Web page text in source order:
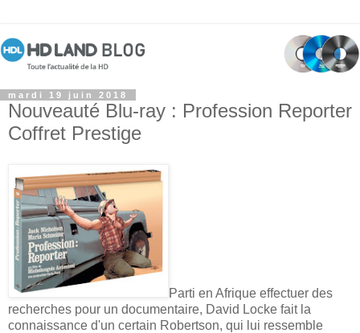
mardi 19 juin 2018
Nouveauté Blu-ray : Profession Reporter
Coffret Prestige
Parti en Afrique effectuer des
recherches pour un documentaire, David Locke fait la
connaissance d'un certain Robertson, qui lui ressemble